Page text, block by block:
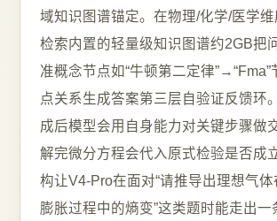
域知识图谱锚定。在物理/化学/医学
检索内置的轻量级知识图谱约2GB把
准概念节点如“牛顿第二定律”→“Fma”
点关系生成答案第三层自验证反馈环
成后模型会用自身能力对关键步骤做
解完微分方程会代入原式检验是否成
构让V4-Pro在面对“请推导出理想气体
膨胀过程中的熵变”这类题时能走出一